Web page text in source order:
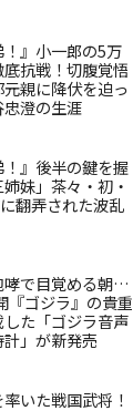
！』小一郎の5万
抗戦！切腹覚悟
親に降伏を迫っ
澄の生涯
！』後半の鍵を握
妹」茶々・初・
翻弄された波乱
哮で目覚める朝…
『ゴジラ』の貴重
た「ゴジラ音声
」が新発売
いた戦国武将！